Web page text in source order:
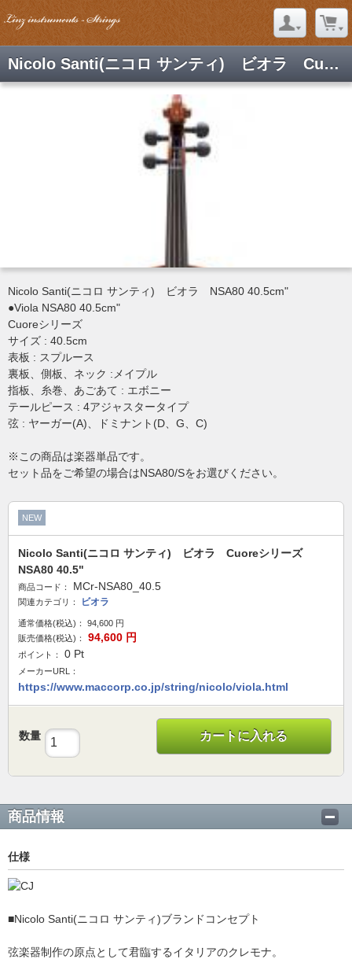
Nicolo Santi(ニコロ サンティ) ビオラ Cuoreシリーズ NSA80 40.5"
Nicolo Santi(ニコロ サンティ) ビオラ NSA80 40.5cm"
●Viola NSA80 40.5cm"
Cuoreシリーズ
サイズ : 40.5cm
表板 : スプルース
裏板、側板、ネック :メイプル
指板、糸巻、あごあて : エボニー
テールピース : 4アジャスタータイプ
弦 : ヤーガー(A)、ドミナント(D、G、C)
※この商品は楽器単品です。
セット品をご希望の場合はNSA80/Sをお選びください。
NEW
Nicolo Santi(ニコロ サンティ) ビオラ Cuoreシリーズ
NSA80 40.5"
商品コード： MCr-NSA80_40.5
関連カテゴリ： ビオラ
通常価格(税込)： 94,600 円
販売価格(税込)：
94,600 円
ポイント： 0 Pt
メーカーURL：
https://www.maccorp.co.jp/string/nicolo/viola.html
数量 カートに入れる
商品情報
仕様
■Nicolo Santi(ニコロ サンティ)ブランドコンセプト
弦楽器制作の原点として君臨するイタリアのクレモナ。